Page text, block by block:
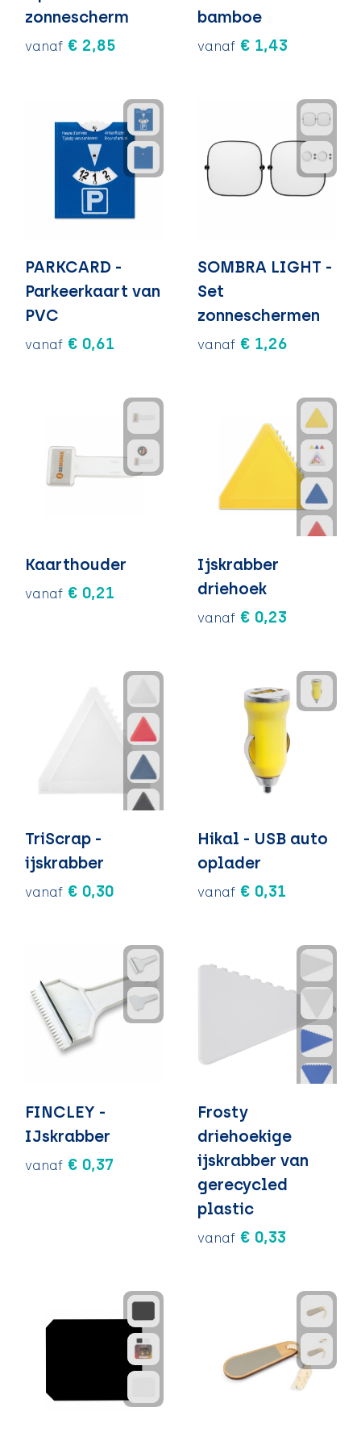
zonnescherm
vanaf € 2,85
bamboe
vanaf € 1,43
PARKCARD -
Parkeerkaart van
PVC
vanaf € 0,61
SOMBRA LIGHT -
Set
zonneschermen
vanaf € 1,26
Kaarthouder
vanaf € 0,21
Ijskrabber
driehoek
vanaf € 0,23
TriScrap -
ijskrabber
vanaf € 0,30
Hikal - USB auto
oplader
vanaf € 0,31
FINCLEY -
IJskrabber
vanaf € 0,37
Frosty
driehoekige
ijskrabber van
gerecycled
plastic
vanaf € 0,33